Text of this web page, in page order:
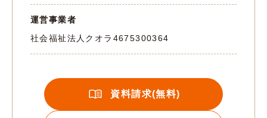
運営事業者
社会福祉法人クオラ 4675300364
資料請求(無料)